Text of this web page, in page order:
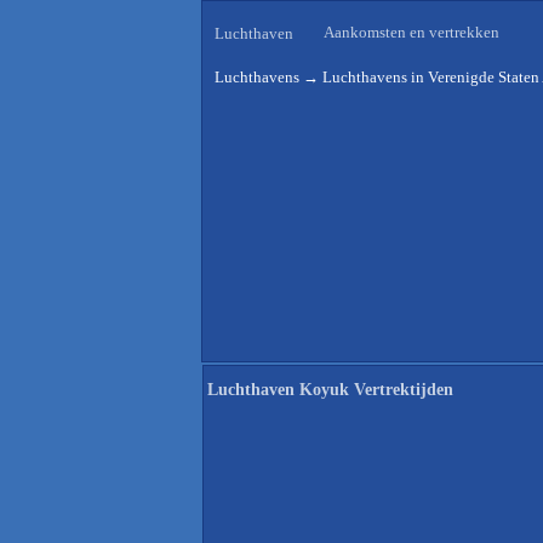
Luchthaven Aankomsten en vertrekken
Luchthavens → Luchthavens in Verenigde
Luchthaven Koyuk Vertrektijden